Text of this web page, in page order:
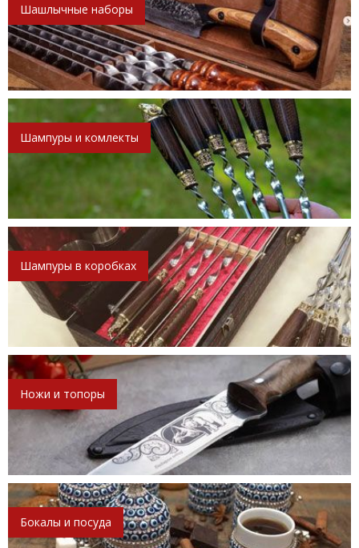
Шашлычные наборы
Шампуры и комлекты
Шампуры в коробках
Ножи и топоры
Бокалы и посуда